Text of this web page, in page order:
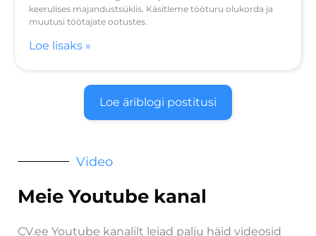
keerulises majandustsüklis. Käsitleme tööturu olukorda ja
muutusi töötajate ootustes.
Loe lisaks »
Loe äriblogi postitusi
Video
Meie Youtube kanal
CV.ee Youtube kanalilt leiad palju häid videosid